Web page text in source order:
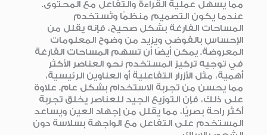
مما يسهل عملية القراءة والتفاعل مع المحتوى.
عندما يكون التصميم منظمًا وتُستخدم
المساحات الفارغة بشكل صحيح، فإنه يقلل من
الإحساس بالفوضى ويزيد من وضوح المعلومات
المعروضة. يمكن أيضًا أن تسهم المساحات الفارغة
في توجيه تركيز المستخدم نحو العناصر الأكثر
أهمية، مثل الأزرار التفاعلية أو العناوين الرئيسية،
مما يحسن من تجربة الاستخدام بشكل عام. علاوة
على ذلك، فإن التوزيع الجيد للعناصر يخلق تجربة
أكثر راحة بصريًا، مما يقلل من إجهاد العين ويساعد
المستخدم على التفاعل مع الواجهة بسلاسة دون